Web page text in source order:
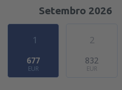
Setembro 2026
1
677
EUR
2
832
EUR